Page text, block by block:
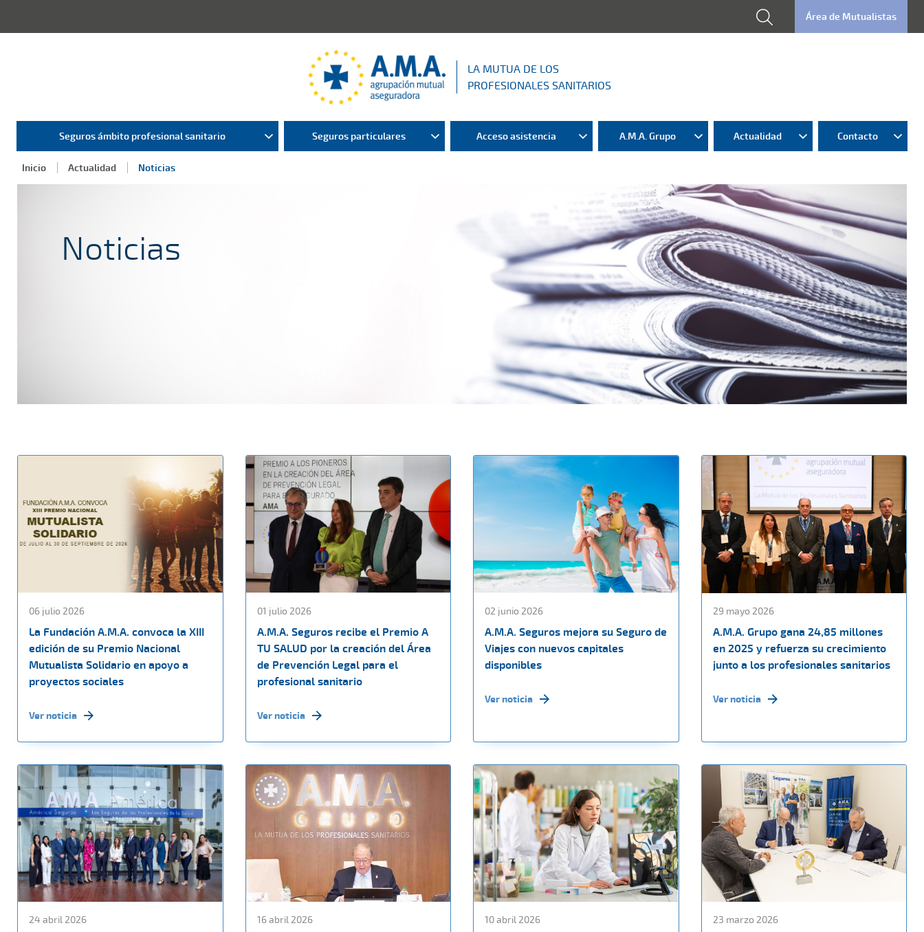
Área de Mutualistas
LA MUTUA DE LOS
PROFESIONALES SANITARIOS
Seguros ámbito profesional sanitario Seguros particulares Acceso asistencia A.M.A. Grupo Actualidad Contacto
Inicio Actualidad Noticias
Noticias
06 julio 2026
La Fundación A.M.A. convoca la XIII
edición de su Premio Nacional
Mutualista Solidario en apoyo a
proyectos sociales
Ver noticia
01 julio 2026
A.M.A. Seguros recibe el Premio A
TU SALUD por la creación del Área
de Prevención Legal para el
profesional sanitario
Ver noticia
02 junio 2026
A.M.A. Seguros mejora su Seguro de
Viajes con nuevos capitales
disponibles
Ver noticia
29 mayo 2026
A.M.A. Grupo gana 24,85 millones
en 2025 y refuerza su crecimiento
junto a los profesionales sanitarios
Ver noticia
24 abril 2026 16 abril 2026 10 abril 2026 23 marzo 2026